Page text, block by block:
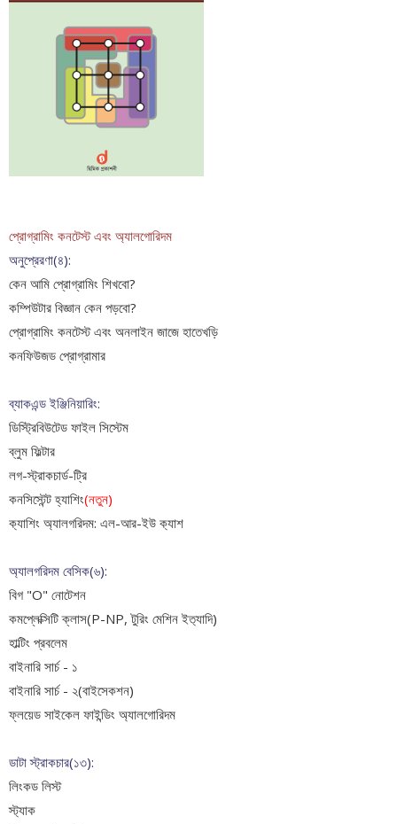
প্রোগ্রামিং কনটেস্ট এবং অ‍্যালগোরিদম
অনুপ্রেরণা(৪):
কেন আমি প্রোগ্রামিং শিখবো?
কম্পিউটার বিজ্ঞান কেন পড়বো?
প্রোগ্রামিং কনটেস্ট এবং অনলাইন জাজে হাতেখড়ি
কনফিউজড প্রোগ্রামার
ব্যাকএন্ড ইঞ্জিনিয়ারিং:
ডিস্ট্রিবিউটেড ফাইল সিস্টেম
ব্লুম ফিল্টার
লগ-স্ট্রাকচার্ড-ট্রি
কনসিস্টেন্ট হ্যাশিং(নতুন)
ক‍্যাশিং অ‍্যালগরিদম: এল-আর-ইউ ক‍্যাশ
অ্যালগরিদম বেসিক(৬):
বিগ "O" নোটেশন
কমপ্লেক্সিটি ক্লাস(P-NP, টুরিং মেশিন ইত‍্যাদি)
হাল্টিং প্রবলেম
বাইনারি সার্চ - ১
বাইনারি সার্চ - ২(বাইসেকশন)
ফ্লয়েড সাইকেল ফাইন্ডিং অ্যালগোরিদম
ডাটা স্ট্রাকচার(১৩):
লিংকড লিস্ট
স্ট্যাক